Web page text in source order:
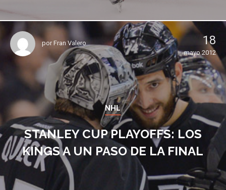
por Fran Valero 18
mayo 2012
NHL
STANLEY CUP PLAYOFFS: LOS
KINGS A UN PASO DE LA FINAL